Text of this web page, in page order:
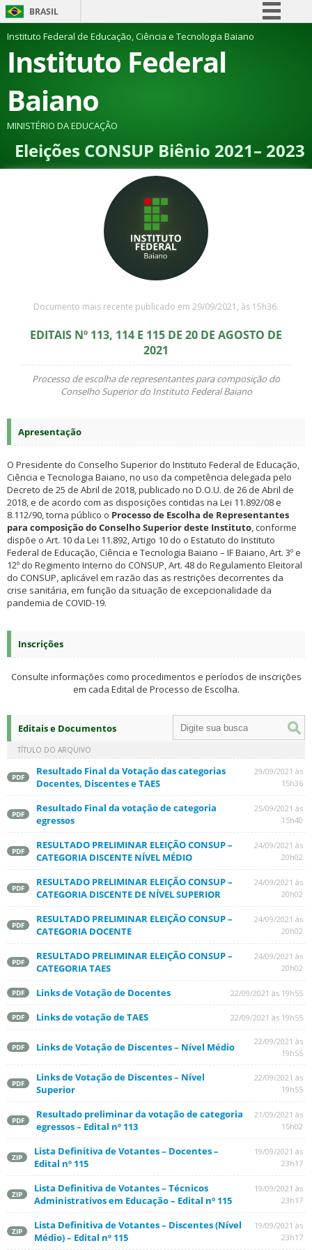
BRASIL
Simplifique!
Comunica BR
Canais
Instituto Federal de Educação, Ciência e Tecnologia Baiano
Instituto Federal
Baiano
MINISTÉRIO DA EDUCAÇÃO
Eleições CONSUP Biênio 2021– 2023
Documento mais recente publicado em 29/09/2021, às 15h36.
EDITAIS Nº 113, 114 E 115 DE 20 DE AGOSTO DE
2021
Processo de escolha de representantes para composição do
Conselho Superior do Instituto Federal Baiano
Apresentação
O Presidente do Conselho Superior do Instituto Federal de Educação,
Ciência e Tecnologia Baiano, no uso da competência delegada pelo
Decreto de 25 de Abril de 2018, publicado no D.O.U. de 26 de Abril de
2018, e de acordo com as disposições contidas na Lei 11.892/08 e
8.112/90, torna público o Processo de Escolha de Representantes
para composição do Conselho Superior deste Instituto, conforme
dispõe o Art. 10 da Lei 11.892, Artigo 10 do o Estatuto do Instituto
Federal de Educação, Ciência e Tecnologia Baiano – IF Baiano, Art. 3º e
12º do Regimento Interno do CONSUP, Art. 48 do Regulamento Eleitoral
do CONSUP, aplicável em razão das as restrições decorrentes da
crise sanitária, em função da situação de excepcionalidade da
pandemia de COVID-19.
Inscrições
Consulte informações como procedimentos e períodos de inscrições
em cada Edital de Processo de Escolha.
Editais e Documentos
TÍTULO DO ARQUIVO
PDF
Resultado Final da Votação das categorias
Docentes, Discentes e TAES
29/09/2021 às
15h36
PDF
Resultado Final da votação de categoria
egressos
25/09/2021 às
15h40
PDF
RESULTADO PRELIMINAR ELEIÇÃO CONSUP –
CATEGORIA DISCENTE NÍVEL MÉDIO
24/09/2021 às
20h02
PDF
RESULTADO PRELIMINAR ELEIÇÃO CONSUP –
CATEGORIA DISCENTE DE NÍVEL SUPERIOR
24/09/2021 às
20h02
PDF
RESULTADO PRELIMINAR ELEIÇÃO CONSUP –
CATEGORIA DOCENTE
24/09/2021 às
20h02
PDF
RESULTADO PRELIMINAR ELEIÇÃO CONSUP –
CATEGORIA TAES
24/09/2021 às
20h02
PDF Links de Votação de Docentes 22/09/2021 às 19h55
PDF Links de votação de TAES 22/09/2021 às 19h55
PDF Links de Votação de Discentes – Nível Médio
22/09/2021 às
19h55
PDF
Links de Votação de Discentes – Nível
Superior
22/09/2021 às
19h55
PDF
Resultado preliminar da votação de categoria
egressos – Edital nº 113
21/09/2021 às
15h02
ZIP
Lista Definitiva de Votantes – Docentes –
Edital nº 115
19/09/2021 às
23h17
ZIP
Lista Definitiva de Votantes – Técnicos
Administrativos em Educação – Edital nº 115
19/09/2021 às
23h17
ZIP
Lista Definitiva de Votantes – Discentes (Nível
Médio) – Edital nº 115
19/09/2021 às
23h17